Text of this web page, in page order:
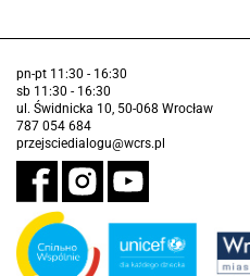
pn-pt 11:30 - 16:30
sb 11:30 - 16:30
ul. Świdnicka 10, 50-068 Wrocław
787 054 684
przejsciedialogu@wcrs.pl